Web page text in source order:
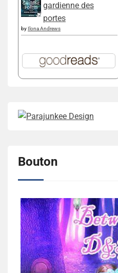
gardienne des
portes
by Ilona Andrews
Bouton